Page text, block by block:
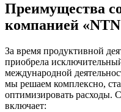
Преимущества
компанией
За время продуктивной
приобрела
международной
мы решаем комплексно,
оптимизировать расходы.
включает: